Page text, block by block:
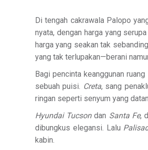
Di tengah cakrawala Palopo
nyata, dengan harga yang
harga yang seakan tak
yang tak terlupakan—berani
Bagi pencinta keanggunan ruang
sebuah puisi. Creta, sang
ringan seperti senyum yang
Hyundai Tucsondan Santa Fe,
dibungkus elegansi. Lalu
kabin.